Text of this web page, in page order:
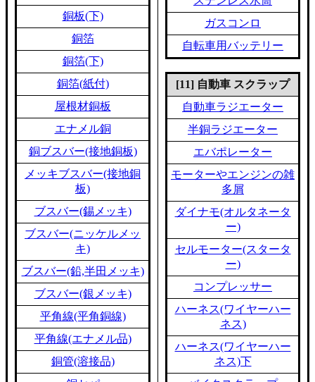
銅板(下)
銅箔
銅箔(下)
銅箔(紙付)
屋根材銅板
エナメル銅
銅ブスバー(接地銅板)
メッキブスバー(接地銅
板)
ブスバー(錫メッキ)
ブスバー(ニッケルメッ
キ)
ブスバー(鉛,半田メッキ)
ブスバー(銀メッキ)
平角線(平角銅線)
平角線(エナメル品)
銅管(溶接品)
ガスコンロ
自転車用バッテリー
[11] 自動車 スクラップ
自動車ラジエーター
半銅ラジエーター
エバポレーター
モーターやエンジンの雑
多屑
ダイナモ(オルタネータ
ー)
セルモーター(スタータ
ー)
コンプレッサー
ハーネス(ワイヤーハー
ネス)
ハーネス(ワイヤーハー
ネス)下